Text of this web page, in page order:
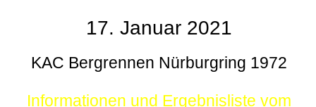
17. Januar 2021
KAC Bergrennen Nürburgring 1972
Informationen und Ergebnisliste vom